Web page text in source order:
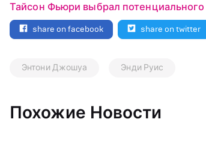
Тайсон Фьюри выбрал
share on facebook share on twitter
Энтони Джошуа Энди Руис
Похожие Новости